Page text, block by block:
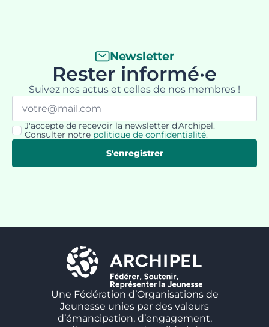
Newsletter
Rester informé·e
Suivez nos actus et celles de nos membres !
Email
RGPD
*
J'accepte de recevoir la newsletter d'Archipel.
Consulter notre politique de confidentialité.
S'enregistrer
Une Fédération d’Organisations de
Jeunesse unies par des valeurs
d’émancipation, d’engagement,